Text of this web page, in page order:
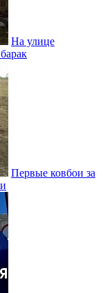
На улице
Первые ковбои за